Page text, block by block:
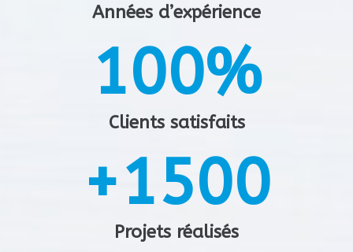
4
5
6
7
1
2
3
4
Années d’expérience
1
2
3
0
1
2
0
1
2
%
Clients satisfaits
+1
3
500
Projets réalisés